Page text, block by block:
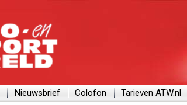
Nieuwsbrief Colofon Tarieven ATW.nl